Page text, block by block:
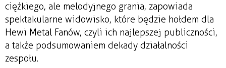
ciężkiego, ale melodyjnego grania, zapowiada
spektakularne widowisko, które będzie hołdem dla
Hewi Metal Fanów, czyli ich najlepszej publiczności,
a także podsumowaniem dekady działalności
zespołu.